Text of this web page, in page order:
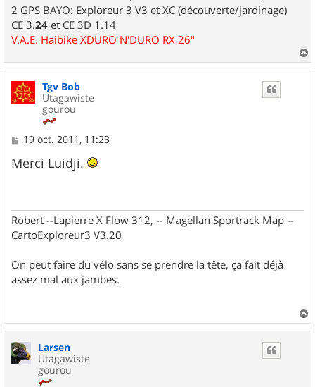
2 GPS BAYO: Exploreur 3 V3 et XC (découverte/jardinage)
CE 3.24 et CE 3D 1.14
V.A.E. Haibike XDURO N'DURO RX 26"
a
u
Tgv Bob
Utagawiste
gourou
M
s
s
19 oct. 2011, 11:23
Merci Luidji.
Robert --Lapierre X Flow 312, -- Magellan Sportrack Map --
CartoExploreur3 V3.20
On peut faire du vélo sans se prendre la tête, ça fait déjà
assez mal aux jambes.
a
Larsen
Utagawiste
gourou